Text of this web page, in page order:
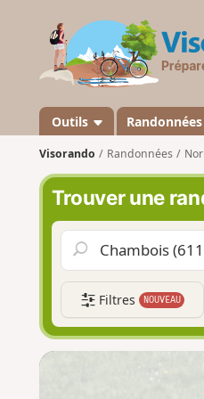
Outils Randonnées
Visorando Randonnées
Trouver une
Filtres NOUVEAU